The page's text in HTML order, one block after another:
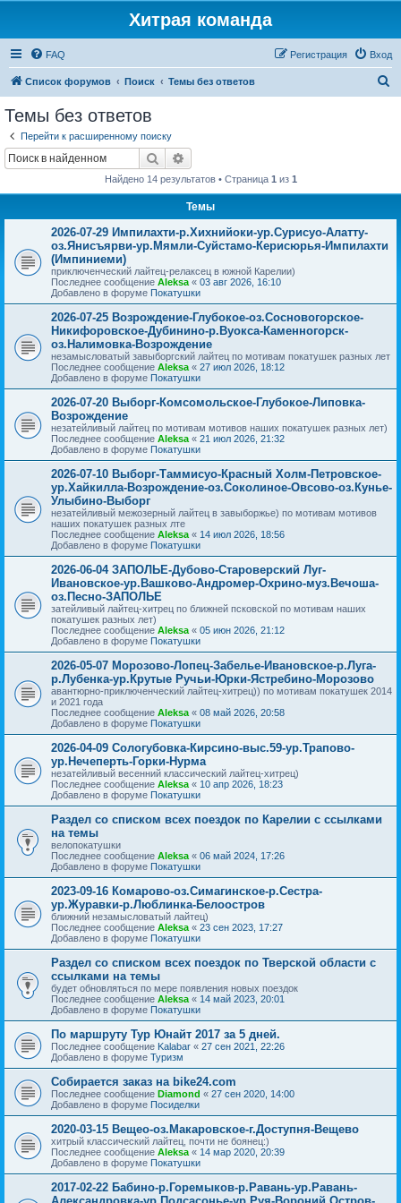
Хитрая команда
FAQ Вход
Регистрация
Список форумов Поиск Темы без ответов
Темы без ответов
Перейти к расширенному поиску
Поиск
Найдено 14 результатов • Страница 1 из 1
Темы
2026-07-29 Импилахти-р.Хихнийоки-ур.Сурисуо-Алатту-
оз.Янисъярви-ур.Мямли-Суйстамо-Керисюрья-Импилахти
(Импиниеми)
приключенческий лайтец-релаксец в южной Карелии)
Последнее сообщение Aleksa « 03 авг 2026, 16:10
Добавлено в форуме Покатушки
2026-07-25 Возрождение-Глубокое-оз.Сосновогорское-
Никифоровское-Дубинино-р.Вуокса-Каменногорск-
оз.Налимовка-Возрождение
незамысловатый завыборгский лайтец по мотивам покатушек разных лет
Последнее сообщение Aleksa « 27 июл 2026, 18:12
Добавлено в форуме Покатушки
2026-07-20 Выборг-Комсомольское-Глубокое-Липовка-
Возрождение
незатейливый лайтец по мотивам мотивов наших покатушек разных лет)
Последнее сообщение Aleksa « 21 июл 2026, 21:32
Добавлено в форуме Покатушки
2026-07-10 Выборг-Таммисуо-Красный Холм-Петровское-
ур.Хайкилла-Возрождение-оз.Соколиное-Овсово-оз.Кунье-
Улыбино-Выборг
незатейливый межозерный лайтец в завыборжье) по мотивам мотивов
наших покатушек разных лте
Последнее сообщение Aleksa « 14 июл 2026, 18:56
Добавлено в форуме Покатушки
2026-06-04 ЗАПОЛЬЕ-Дубово-Староверский Луг-
Ивановское-ур.Вашково-Андромер-Охрино-муз.Вечоша-
оз.Песно-ЗАПОЛЬЕ
затейливый лайтец-хитрец по ближней псковской по мотивам наших
покатушек разных лет)
Последнее сообщение Aleksa « 05 июн 2026, 21:12
Добавлено в форуме Покатушки
2026-05-07 Морозово-Лопец-Забелье-Ивановское-р.Луга-
р.Лубенка-ур.Крутые Ручьи-Юрки-Ястребино-Морозово
авантюрно-приключенческий лайтец-хитрец)) по мотивам покатушек 2014
и 2021 года
Последнее сообщение Aleksa « 08 май 2026, 20:58
Добавлено в форуме Покатушки
2026-04-09 Сологубовка-Кирсино-выс.59-ур.Трапово-
ур.Нечеперть-Горки-Нурма
незатейливый весенний классический лайтец-хитрец)
Последнее сообщение Aleksa « 10 апр 2026, 18:23
Добавлено в форуме Покатушки
Раздел со списком всех поездок по Карелии с ссылками
на темы
велопокатушки
Последнее сообщение Aleksa « 06 май 2024, 17:26
Добавлено в форуме Покатушки
2023-09-16 Комарово-оз.Симагинское-р.Сестра-
ур.Журавки-р.Люблинка-Белоостров
ближний незамысловатый лайтец)
Последнее сообщение Aleksa « 23 сен 2023, 17:27
Добавлено в форуме Покатушки
Раздел со списком всех поездок по Тверской области с
ссылками на темы
будет обновляться по мере появления новых поездок
Последнее сообщение Aleksa « 14 май 2023, 20:01
Добавлено в форуме Покатушки
По маршруту Тур Юнайт 2017 за 5 дней.
Последнее сообщение Kalabar « 27 сен 2021, 22:26
Добавлено в форуме Туризм
Собирается заказ на bike24.com
Последнее сообщение Diamond « 27 сен 2020, 14:00
Добавлено в форуме Посиделки
2020-03-15 Вещео-оз.Макаровское-г.Доступня-Вещево
хитрый классический лайтец, почти не боянец:)
Последнее сообщение Aleksa « 14 мар 2020, 20:39
Добавлено в форуме Покатушки
2017-02-22 Бабино-р.Горемыков-р.Равань-ур.Равань-
Александровка-ур.Подсасонье-ур.Руя-Вороний Остров-